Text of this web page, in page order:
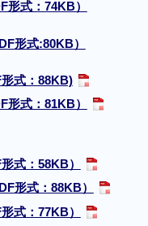
形式：74KB）
形式:80KB）
式：88KB)
形式：81KB）
式：58KB）
形式：88KB）
式：77KB）